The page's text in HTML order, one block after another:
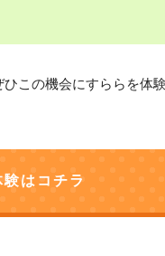
この機会にすららを体
はコチラ